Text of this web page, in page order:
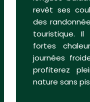
revêt ses
des
touristique. Il
fortes
journées
profiterez
nature sans